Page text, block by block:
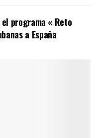
programa « Reto
a España